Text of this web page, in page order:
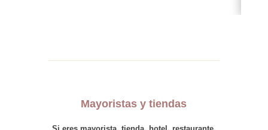
Mayoristas y tiendas